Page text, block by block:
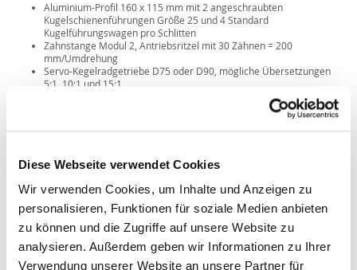
Diese Webseite verwendet Cookies
Wir verwenden Cookies, um Inhalte und Anzeigen zu
personalisieren, Funktionen für soziale Medien anbieten
zu können und die Zugriffe auf unsere Website zu
analysieren. Außerdem geben wir Informationen zu Ihrer
Verwendung unserer Website an unsere Partner für
Aluminium-Profil 160 x 115 mm mit 2 angeschraubten
Kugelschienenführungen Größe 25 und 4 Standard
Kugelführungswagen pro Schlitten
Zahnstange Modul 2, Antriebsritzel mit 30 Zähnen = 200
mm/Umdrehung
Servo-Kegelradgetriebe D75 oder D90, mögliche Übersetzungen
5:1, 10:1 und 15:1
1 Standard-Schlittenlänge mit 500 mm, Sonderlängen möglich